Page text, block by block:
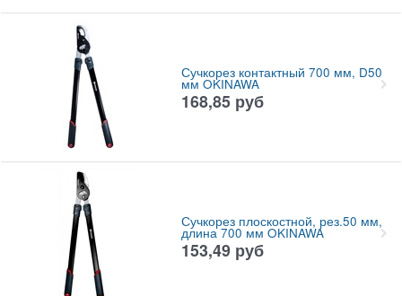
Сучкорез контактный 700 мм, D50
мм OKINAWA
168,85 руб
Сучкорез плоскостной, рез.50 мм,
длина 700 мм OKINAWA
153,49 руб